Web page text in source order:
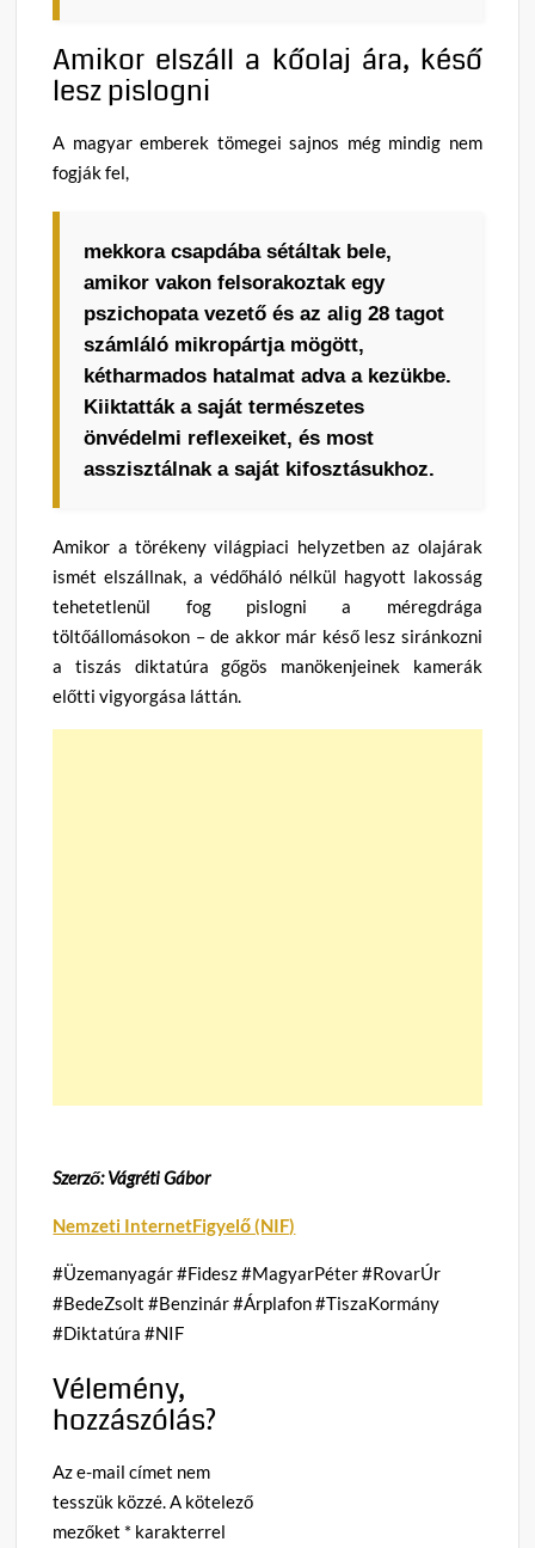
Amikor elszáll a kőolaj ára, késő
lesz pislogni
A magyar emberek tömegei sajnos még mindig nem
fogják fel,
mekkora csapdába sétáltak bele,
amikor vakon felsorakoztak egy
pszichopata vezető és az alig 28 tagot
számláló mikropártja mögött,
kétharmados hatalmat adva a kezükbe.
Kiiktatták a saját természetes
önvédelmi reflexeiket, és most
asszisztálnak a saját kifosztásukhoz.
Amikor a törékeny világpiaci helyzetben az olajárak
ismét elszállnak, a védőháló nélkül hagyott lakosság
tehetetlenül fog pislogni a méregdrága
töltőállomásokon – de akkor már késő lesz siránkozni
a tiszás diktatúra gőgös manökenjeinek kamerák
előtti vigyorgása láttán.
Szerző: Vágréti Gábor
Nemzeti InternetFigyelő (NIF)
#Üzemanyagár #Fidesz #MagyarPéter #RovarÚr
#BedeZsolt #Benzinár #Árplafon #TiszaKormány
#Diktatúra #NIF
Vélemény,
hozzászólás?
Az e-mail címet nem
tesszük közzé.A kötelező
mezőket * karakterrel